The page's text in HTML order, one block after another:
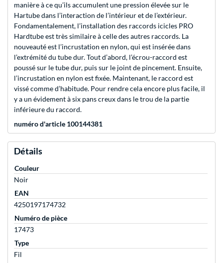
manière à ce qu’ils accumulent une pression élevée sur le
Hartube dans l’interaction de l’intérieur et de l’extérieur.
Fondamentalement, l’installation des raccords icicles PRO
Hardtube est très similaire à celle des autres raccords. La
nouveauté est l’incrustation en nylon, qui est insérée dans
l’extrémité du tube dur. Tout d’abord, l’écrou-raccord est
poussé sur le tube dur, puis sur le joint de pincement. Ensuite,
l’incrustation en nylon est fixée. Maintenant, le raccord est
vissé comme d’habitude. Pour rendre cela encore plus facile, il
y a un évidement à six pans creux dans le trou de la partie
inférieure du raccord.
numéro d'article 100144381
Détails
Couleur
Noir
EAN
4250197174732
Numéro de pièce
17473
Type
Fil